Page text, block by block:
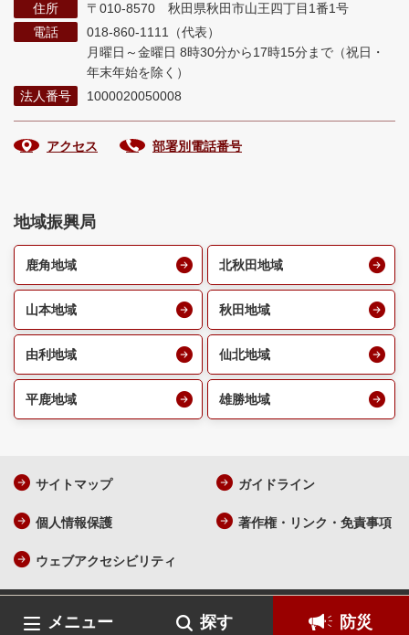
メニュー 探す 防災
住所
〒010-8570 秋田県秋田市山王四丁目1番1号
電話
018-860-1111（代表）
月曜日～金曜日 8時30分から17時15分まで （祝日・
年末年始を除く）
法人番号
1000020050008
アクセス 部署別電話番号
地域振興局
鹿角地域 北秋田地域
山本地域 秋田地域
由利地域 仙北地域
平鹿地域 雄勝地域
サイトマップ ガイドライン
個人情報保護 著作権・リンク・免責事項
ウェブアクセシビリティ
AKITA Prefecture All Rights Reserved.
各ページの記載記事、写真
の無断転載を禁じます